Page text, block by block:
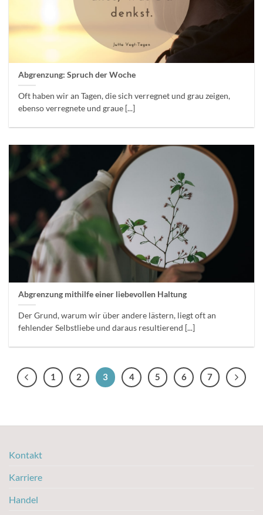
Abgrenzung: Spruch der Woche
Oft haben wir an Tagen, die sich verregnet und grau zeigen,
ebenso verregnete und graue [...]
Abgrenzung mithilfe einer liebevollen Haltung
Der Grund, warum wir über andere lästern, liegt oft an
fehlender Selbstliebe und daraus resultierend [...]
1 2 3 4 5 6 7
Kontakt
Karriere
Handel